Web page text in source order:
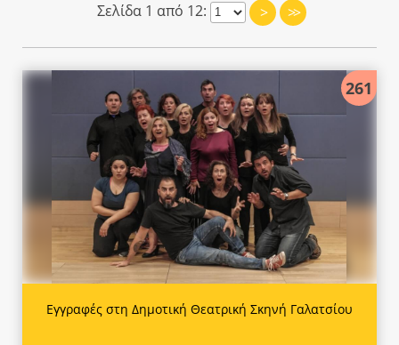
Σελίδα 1 από 12: > >>
261
Εγγραφές στη Δημοτική Θεατρική Σκηνή Γαλατσίου